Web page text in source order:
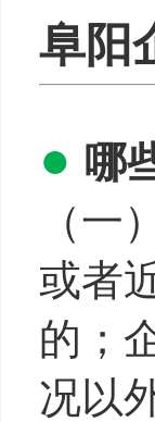
阜阳
● 哪
（
或者
的；
况以